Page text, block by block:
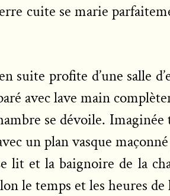
cuite se marie
profite d’une salle
avec lave main
se dévoile.
un plan vasque
lit et la baignoire de la
le temps et les heures de